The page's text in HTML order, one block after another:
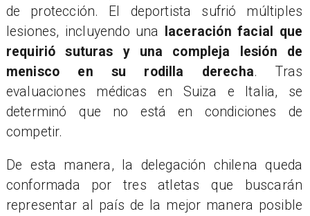
de protección. El deportista sufrió múltiples
lesiones, incluyendo una laceración facial que
requirió suturas y una compleja lesión de
menisco en su rodilla derecha. Tras
evaluaciones médicas en Suiza e Italia, se
determinó que no está en condiciones de
competir.
De esta manera, la delegación chilena queda
conformada por tres atletas que buscarán
representar al país de la mejor manera posible